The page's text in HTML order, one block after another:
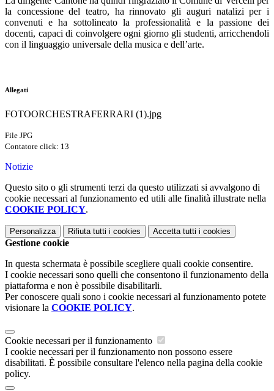
la concessione del teatro, ha rinnovato gli auguri natalizi per i
convenuti e ha sottolineato la professionalità e la passione dei
docenti, capaci di coinvolgere ogni giorno gli studenti, arricchendoli
con il linguaggio universale della musica e dell’arte.
Allegati
FOTOORCHESTRAFERRARI (1).jpg
File JPG
Contatore click: 13
Notizie
Questo sito o gli strumenti terzi da questo utilizzati si avvalgono di
cookie necessari al funzionamento ed utili alle finalità illustrate nella
COOKIE POLICY.
Personalizza Rifiuta tutti i cookies Accetta tutti i cookies
Gestione cookie
In questa schermata è possibile scegliere quali cookie consentire.
I cookie necessari sono quelli che consentono il funzionamento della
piattaforma e non è possibile disabilitarli.
Per conoscere quali sono i cookie necessari al funzionamento potete
visionare la COOKIE POLICY.
Cookie necessari per il funzionamento
I cookie necessari per il funzionamento non possono essere
disabilitati. È possibile consultare l'elenco nella pagina della cookie
policy.